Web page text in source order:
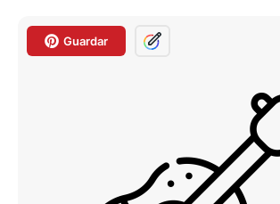
Guardar